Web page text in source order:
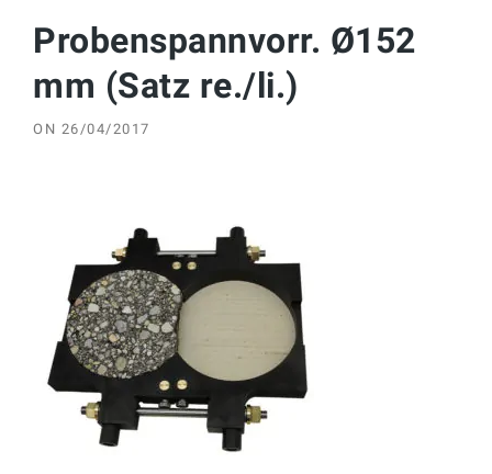
Probenspannvorr. Ø152
mm (Satz re./li.)
ON 26/04/2017